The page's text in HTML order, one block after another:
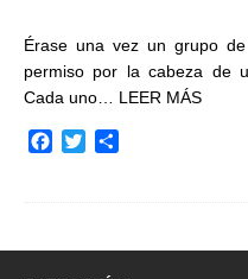
Érase una vez un grupo
permiso por la cabeza de
Cada uno… LEER MÁS